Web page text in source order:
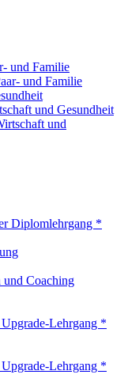
und Familie
und Familie
und Gesundheit
und
Diplomlehrgang *
und Coaching
Lehrgang *
Lehrgang *